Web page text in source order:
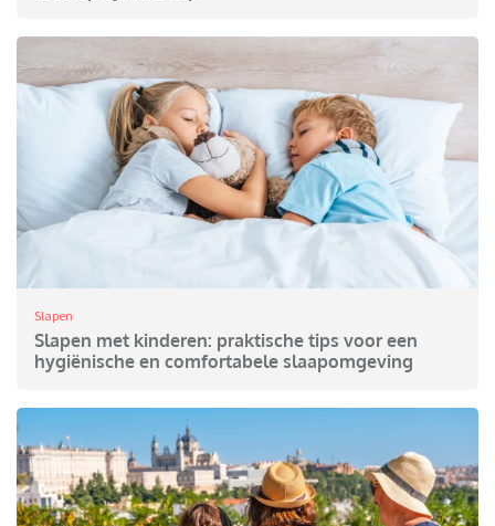
Slapen
Slapen met kinderen: praktische tips voor een
hygiënische en comfortabele slaapomgeving